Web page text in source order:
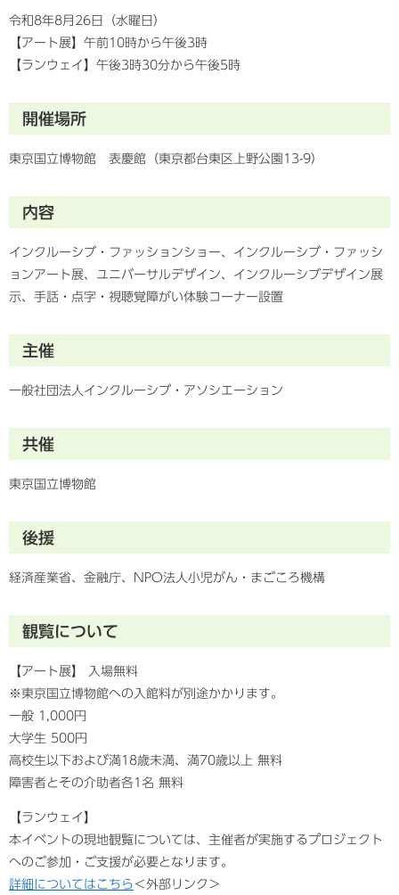
令和8年8月26日（水曜日）
【アート展】午前10時から午後3時
【ランウェイ】午後3時30分から午後5時
開催場所
東京国立博物館 表慶館（東京都台東区上野公園13-9）
内容
インクルーシブ・ファッションショー、インクルーシブ・ファッシ
ョンアート展、ユニバーサルデザイン、インクルーシブデザイン展
示、手話・点字・視聴覚障がい体験コーナー設置
主催
一般社団法人インクルーシブ・アソシエーション
共催
東京国立博物館
後援
経済産業省、⾦融庁、NPO法⼈⼩児がん・まごころ機構
観覧について
【アート展】 ⼊場無料
※東京国⽴博物館への⼊館料が別途かかります。
⼀般 1,000円
⼤学⽣ 500円
⾼校⽣以下および満18歳未満、満70歳以上 無料
障害者とその介助者各1名 無料
【ランウェイ】
本イベントの現地観覧については、主催者が実施するプロジェクト
へのご参加・ご支援が必要となります。
詳細についてはこちら ＜外部リンク＞